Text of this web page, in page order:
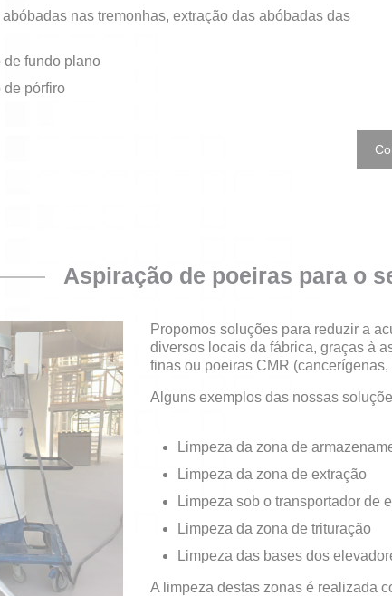
nas tremonhas, extração das abóbadas das
de fundo plano
de pórfiro
Aspiração de poeiras para o
Propomos soluções para reduzir a
diversos locais da fábrica, graças à
finas ou poeiras CMR
Alguns exemplos das nossas
Limpeza da zona de
Limpeza da zona de extração
Limpeza sob o transportador de
Limpeza da zona de trituração
Limpeza das bases dos
A limpeza destas zonas é realizada